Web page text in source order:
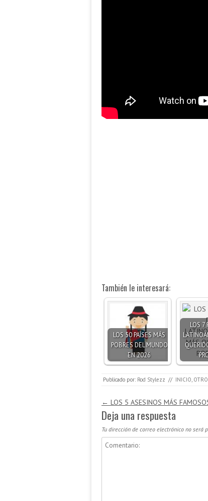
También le interesará:
LOS 50 PAÍSES MÁS
POBRES DEL MUNDO
EN 2026
LOS 7
Publicado por: Rod Stylezz // INICIO
Navegación de entradas
← LOS 5 ASESINOS MÁS
Deja una respuesta
Tu dirección de correo electrónico no será